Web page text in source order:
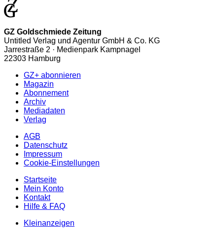
GZ Goldschmiede Zeitung
Untitled Verlag und Agentur GmbH & Co. KG
Jarrestraße 2 · Medienpark Kampnagel
22303 Hamburg
GZ+ abonnieren
Magazin
Abonnement
Archiv
Mediadaten
Verlag
AGB
Datenschutz
Impressum
Cookie-Einstellungen
Startseite
Mein Konto
Kontakt
Hilfe & FAQ
Kleinanzeigen